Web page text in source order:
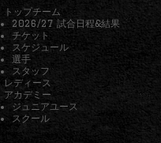
トップチーム
2026/27 試合日程&結果
チケット
スケジュール
選手
スタッフ
レディース
アカデミー
ジュニアユース
スクール